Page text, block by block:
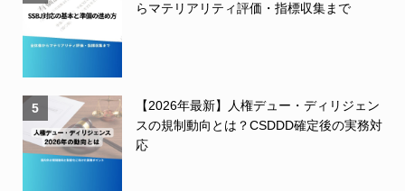
らマテリアリティ評価・指標収集まで
5
【2026年最新】人権デュー・ディリジェン
スの規制動向とは？CSDDD確定後の実務対
応